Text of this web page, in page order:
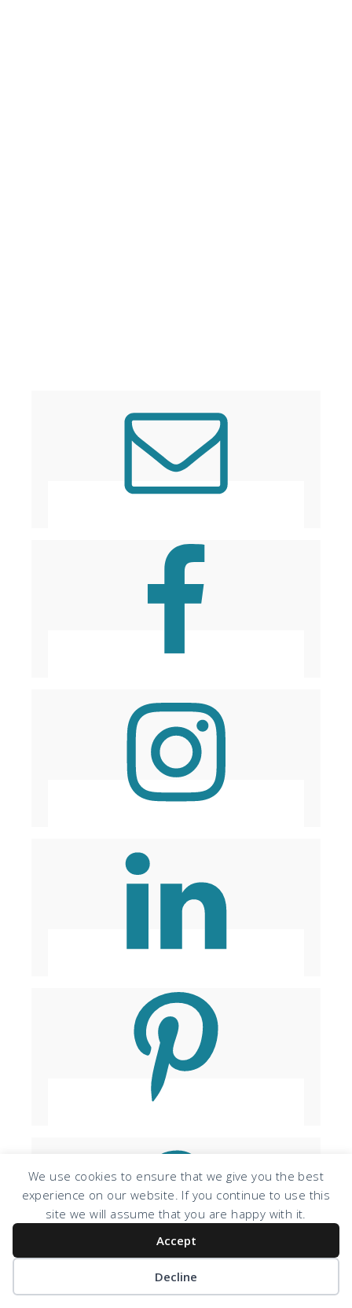
We use cookies to ensure that we give you the best
experience on our website. If you continue to use this
site we will assume that you are happy with it.
Accept
Decline